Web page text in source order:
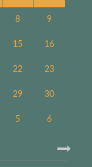
8 9
15 16
22 23
29 30
5 6